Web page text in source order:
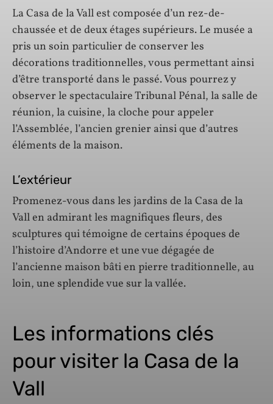
La Casa de la Vall est composée d’un rez-de-
chaussée et de deux étages supérieurs. Le musée a
pris un soin particulier de conserver les
décorations traditionnelles, vous permettant ainsi
d’être transporté dans le passé. Vous pourrez y
observer le spectaculaire Tribunal Pénal, la salle de
réunion, la cuisine, la cloche pour appeler
l’Assemblée, l’ancien grenier ainsi que d’autres
éléments de la maison.
L’extérieur
Promenez-vous dans les jardins de la Casa de la
Vall en admirant les magnifiques fleurs, des
sculptures qui témoigne de certains époques de
l’histoire d’Andorre et une vue dégagée de
l’ancienne maison bâti en pierre traditionnelle, au
loin, une splendide vue sur la vallée.
Les informations clés
pour visiter la Casa de la
Vall